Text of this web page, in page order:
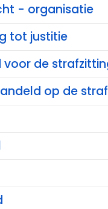
- organisatie
tot justitie
de
op de